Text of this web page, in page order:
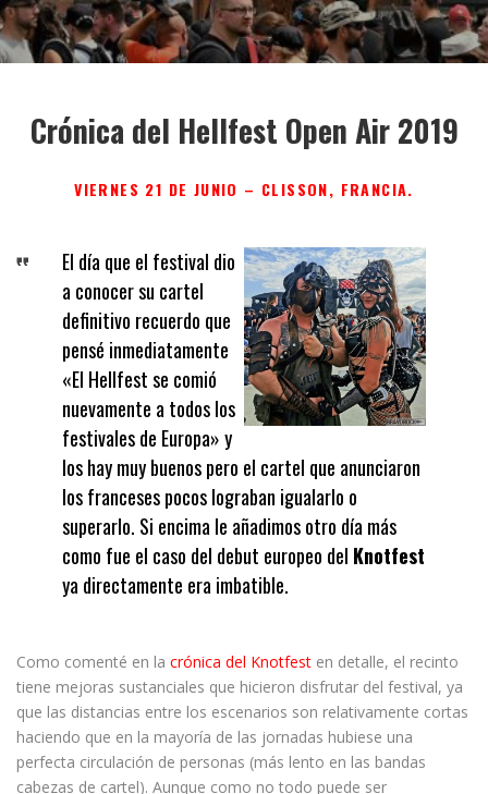
Crónica del Hellfest Open Air 2019
VIERNES 21 DE JUNIO – CLISSON, FRANCIA.
El día que el festival dio
a conocer su cartel
definitivo recuerdo que
pensé inmediatamente
«El Hellfest se comió
nuevamente a todos los
festivales de Europa» y
los hay muy buenos pero el cartel que anunciaron
los franceses pocos lograban igualarlo o
superarlo. Si encima le añadimos otro día más
como fue el caso del debut europeo del Knotfest
ya directamente era imbatible.
Como comenté en la crónica del Knotfest en detalle, el recinto
tiene mejoras sustanciales que hicieron disfrutar del festival, ya
que las distancias entre los escenarios son relativamente cortas
haciendo que en la mayoría de las jornadas hubiese una
perfecta circulación de personas (más lento en las bandas
cabezas de cartel). Aunque como no todo puede ser